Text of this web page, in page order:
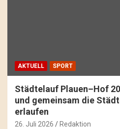
AKTUELL SPORT
Städtelauf Plauen–Hof
und gemeinsam die
erlaufen
26. Juli 2026 Redaktion